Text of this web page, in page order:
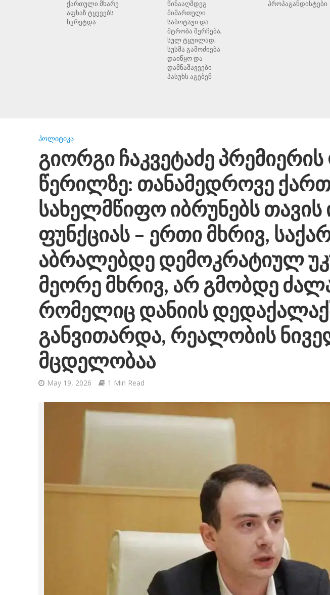
ქართული მხარე
აფხაზ ტყვეებს
ხვრეტდა
წინააღმდეგ
მიმართული
საბოტაჟი და
მტრობა შერჩება,
სულ ტყუილად.
სუსმა გამოძიება
დაიწყო და
დამნაშავეები
პასუხს აგებენ
პროპაგანდისტები
ᲞᲝᲚᲘᲢᲘᲙᲐ
გიორგი ჩაკვეტაძე პრემიერის
წერილზე: თანამედროვე
სახელმწიფო იბრუნებს
ფუნქციას – ერთი მხრივ,
აბრალებდე დემოკრატიულ
მეორე მხრივ, არ გმობდე
რომელიც დანიის
განვითარდა, რეალობის
მცდელობაა
May 19, 2026 1 Min Read